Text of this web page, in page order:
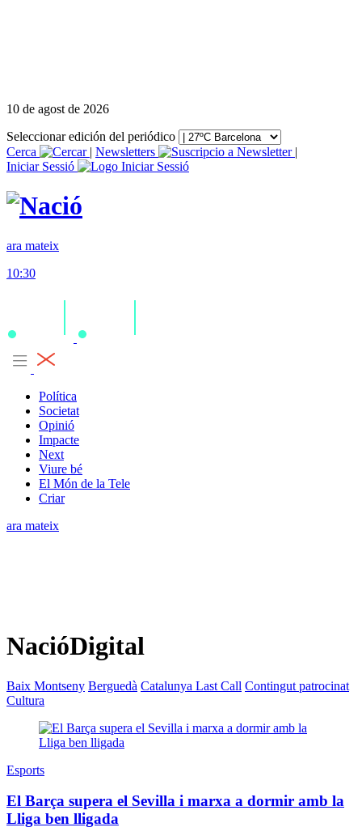
10 de agost de 2026
Seleccionar edición del periódico
Cerca
| Newsletters
|
Iniciar Sessió
ara mateix
10:30
Política
Societat
Opinió
Impacte
Next
Viure bé
El Món de la Tele
Criar
ara mateix
NacióDigital
Baix Montseny Berguedà Catalunya Last Call Contingut patrocinat
Cultura
Esports
El Barça supera el Sevilla i marxa a dormir amb la
Lliga ben lligada